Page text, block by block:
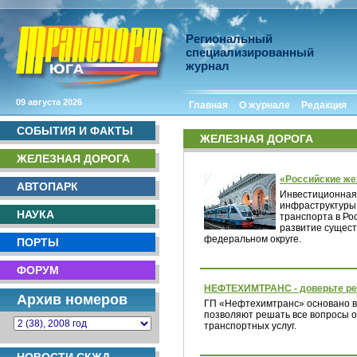
Региональный
специализированный
журнал
09 августа 2026 Главная О журнале Редакция
СОБЫТИЯ И ФАКТЫ
ЖЕЛЕЗНАЯ ДОРОГА
АВТОПАРК
НАУКА
ПОРТЫ
ФОРУМ
Архив номеров
ЖЕЛЕЗНАЯ ДОРОГА
«Российские
транспорта в
развитие
федеральном округе.
НЕФТЕХИМТРАНС - доверьте
ГП «Нефтехимтранс» основано
позволяют решать все вопросы
транспортных услуг.